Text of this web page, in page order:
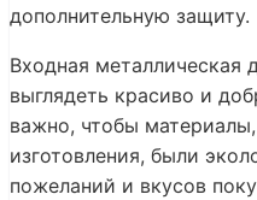
дополнительную защиту.
Входная металлическая
выглядеть красиво и
важно, чтобы
изготовления, были
пожеланий и вкусов